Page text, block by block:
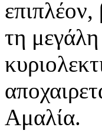
επιπλέον,
τη μεγάλη
Αμαλία.